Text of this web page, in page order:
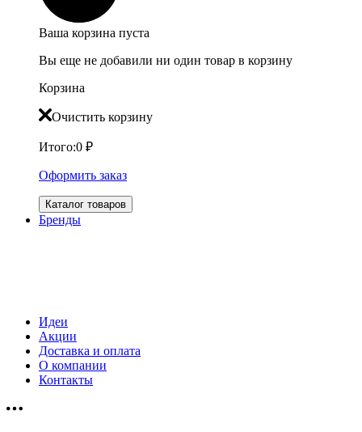
Ваша корзина пуста
Вы еще не добавили ни один товар в корзину
Корзина
Очистить корзину
Итого:0 ₽
Оформить заказ
Каталог товаров
Бренды
Идеи
Акции
Доставка и оплата
О компании
Контакты